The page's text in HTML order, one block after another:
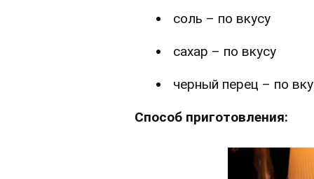
соль – по вкусу
сахар – по вкусу
черный перец – по
Способ приготовления: